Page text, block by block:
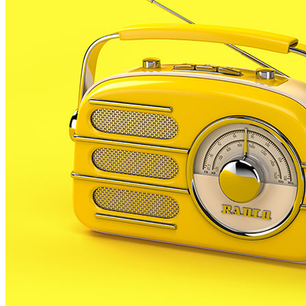
Davant la crisi econòmica els nacionalistes han
assegurat que la política d’inversions a PLF haurà de
ser austera i basada en mantenir i acondicionar les
instal·lacions existents. La número 3 dels
nacionalistes, Silvana Ballbé, va explicar que la
proposta de CiU vol realitzar petites coses per fer un
poble per a les persones.
Ballbé explica que CiU té una manera de fer diferent
política, basada en escoltar a la gent. També ha
remarcat que la campanya de la federació ha estat
austera i en positiu sense entrar en crítiques ni
Entre les propostes dels nacionalistes hi ha la creació